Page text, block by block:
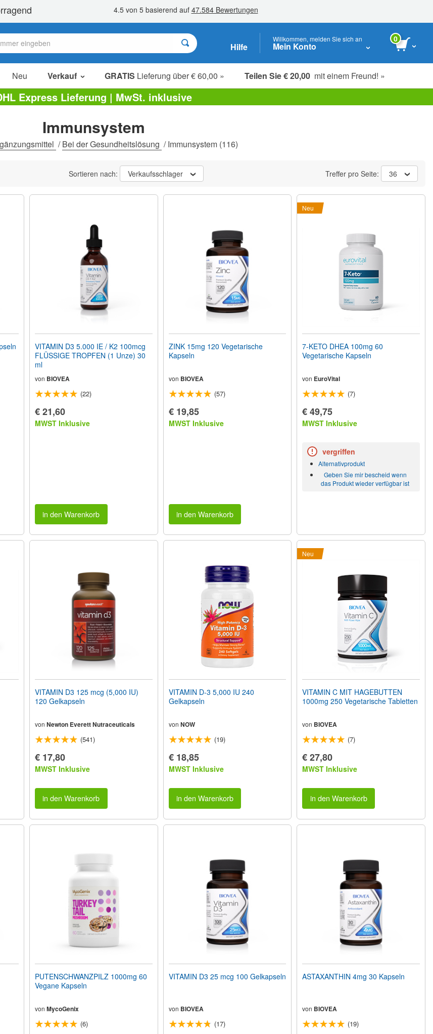
Hilfe
Willkommen, melden Sie sich an
Mein Konto
0
Neu Verkauf GRATIS Lieferung über € 60,00 » Teilen Sie € 20,00 mit einem Freund! »
Sale Artikel
Sparpakete
Ausverkauf
Express Lieferung | MwSt. inklusive
Immunsystem
/Bei der Gesundheitslösung /Immunsystem(116)
Sortieren nach: Verkaufsschlager Treffer pro Seite: 36
VITAMIN D3 5.000 IE / K2 100mcg
FLÜSSIGE TROPFEN (1 Unze) 30
ml
von BIOVEA
(22)
€ 21,60
MWST Inklusive
in den Warenkorb
ZINK 15mg 120 Vegetarische
Kapseln
von BIOVEA
(57)
€ 19,85
MWST Inklusive
in den Warenkorb
Neu
7-KETO DHEA 100mg 60
Vegetarische Kapseln
von EuroVital
(7)
€ 49,75
MWST Inklusive
vergriffen
Alternativprodukt
Geben Sie mir bescheid wenn
das Produkt wieder verfügbar ist
VITAMIN D3 125 mcg (5,000 IU)
120 Gelkapseln
von Newton Everett Nutraceuticals
(541)
€ 17,80
MWST Inklusive
in den Warenkorb
VITAMIN D-3 5,000 IU 240
Gelkapseln
von NOW
(19)
€ 18,85
MWST Inklusive
in den Warenkorb
Neu
VITAMIN C MIT HAGEBUTTEN
1000mg 250 Vegetarische Tabletten
von BIOVEA
(7)
€ 27,80
MWST Inklusive
in den Warenkorb
PUTENSCHWANZPILZ 1000mg 60
Vegane Kapseln
von MycoGenix
(6)
VITAMIN D3 25 mcg 100 Gelkapseln
von BIOVEA
(17)
ASTAXANTHIN 4mg 30 Kapseln
von BIOVEA
(19)